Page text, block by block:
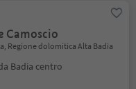
Camoscio
Regione dolomitica Alta Badia
Badia centro